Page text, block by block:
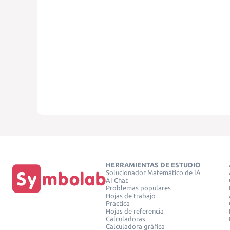
HERRAMIENTAS DE ESTUDIO
Solucionador Matemático de IA
AI Chat
Problemas populares
Hojas de trabajo
Practica
Hojas de referencia
Calculadoras
Calculadora gráfica